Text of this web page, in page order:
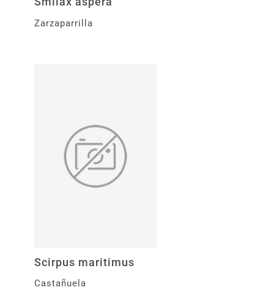
Zarzaparrilla
Scirpus maritimus
Castañuela